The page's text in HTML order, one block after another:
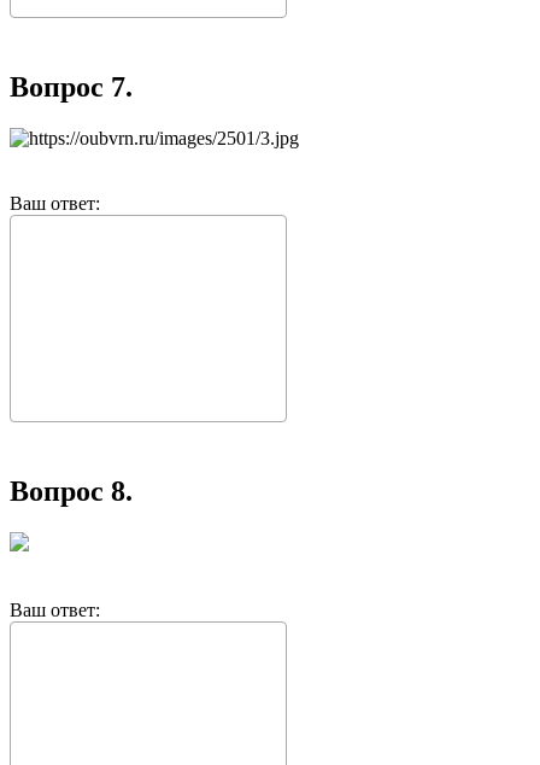
Вопрос 7.
Ваш ответ:
Вопрос 8.
Ваш ответ: